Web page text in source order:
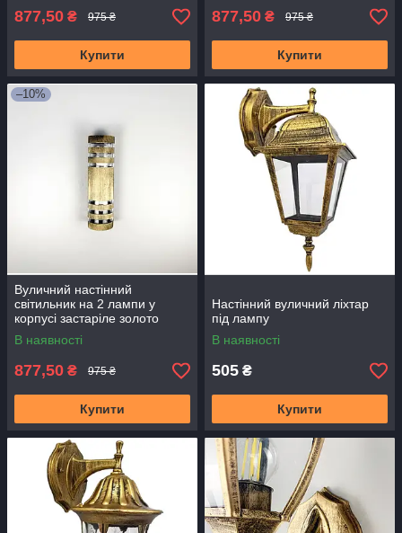
877,50 ₴ 975 ₴
Купити
877,50 ₴ 975 ₴
Купити
–10%
Вуличний настінний
світильник на 2 лампи у
корпусі застаріле золото
В наявності
877,50 ₴ 975 ₴
Купити
Настінний вуличний ліхтар
під лампу
В наявності
505 ₴
Купити